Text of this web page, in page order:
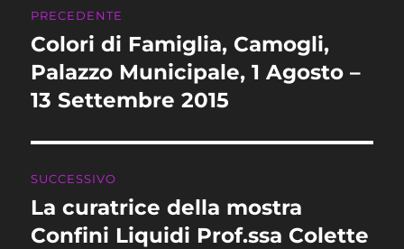
articoli
PRECEDENTE
Articolo
precedente:
Colori di Famiglia, Camogli,
Palazzo Municipale, 1 Agosto –
13 Settembre 2015
SUCCESSIVO
Articolo
successivo:
La curatrice della mostra
Confini Liquidi Prof.ssa Colette